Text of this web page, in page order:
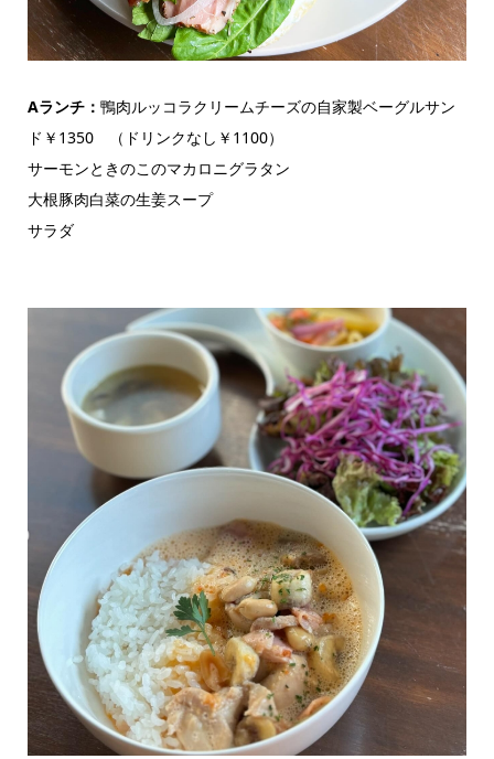
Aランチ： 鴨肉ルッコラクリームチーズの自家製ベーグルサン
ド￥1350 （ドリンクなし￥1100）
サーモンときのこのマカロニグラタン
大根豚肉白菜の生姜スープ
サラダ